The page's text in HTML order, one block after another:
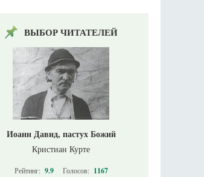
ВЫБОР ЧИТАТЕЛЕЙ
Иоанн Давид, пастух Божий
Кристиан Курте
Рейтинг: 9.9 Голосов: 1167